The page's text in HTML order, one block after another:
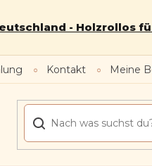
- Holzrollos
Kontakt Meine